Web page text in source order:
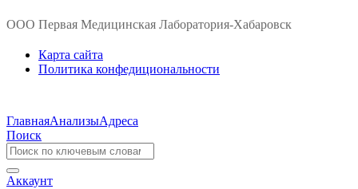
ООО Первая Медицинская Лаборатория-Хабаровск
Карта сайта
Политика конфедициональности
ГлавнаяАнализыАдреса
Поиск
Аккаунт